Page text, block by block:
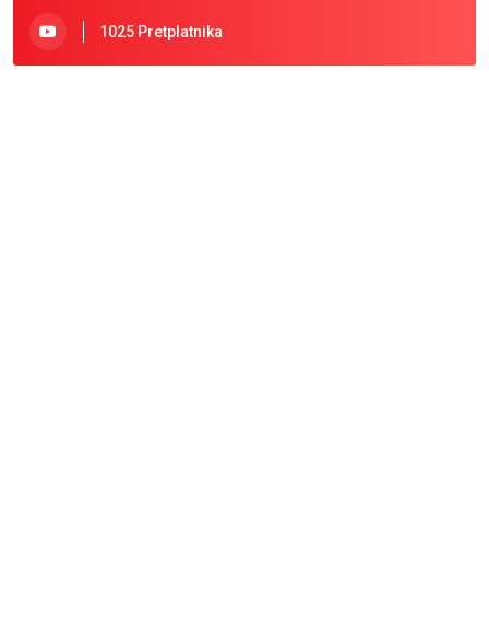
1025 Pretplatnika